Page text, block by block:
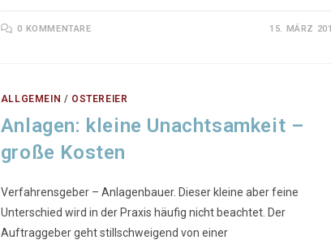
0 KOMMENTARE 15. MÄRZ
ALLGEMEIN / OSTEREIER
Anlagen: kleine Unachtsamkeit –
große Kosten
Verfahrensgeber – Anlagenbauer. Dieser kleine aber feine
Unterschied wird in der Praxis häufig nicht beachtet. Der
Auftraggeber geht stillschweigend von einer